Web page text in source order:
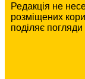
Редакція не
розміщених
поділяє погляди